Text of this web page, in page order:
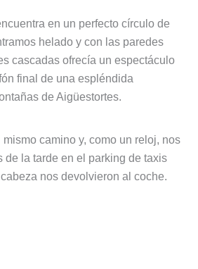
en un perfecto círculo de
helado y con las paredes
cascadas ofrecía un espectáculo
final de una espléndida
de Aigüestortes.
camino y, como un reloj, nos
de la tarde en el parking de taxis
nos devolvieron al coche.